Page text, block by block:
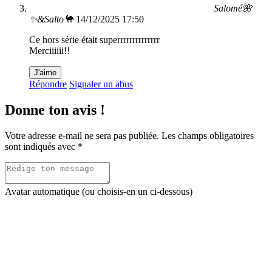
Salomé🌺
✨️&Salto🐪 14/12/2025 17:50
Ce hors série était superrrrrrrrrrrrrr
Merciiiiii!!
J'aime
Répondre Signaler un abus
Donne ton avis !
Votre adresse e-mail ne sera pas publiée. Les champs obligatoires
sont indiqués avec *
Avatar automatique (ou choisis-en un ci-dessous)